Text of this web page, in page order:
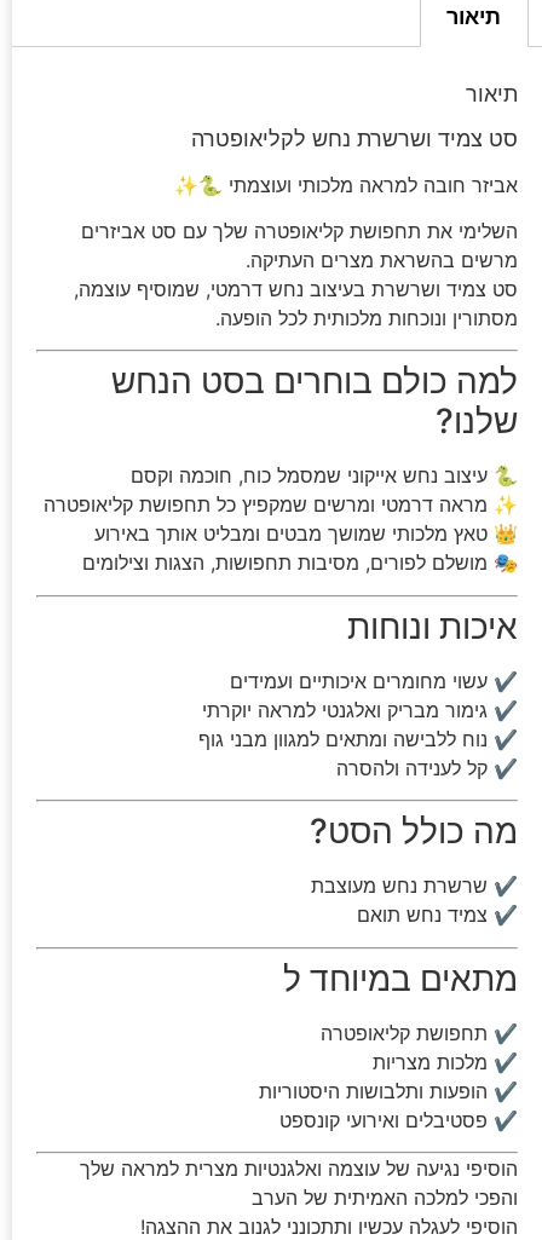
תיאור
תיאור
סט צמיד ושרשרת נחש לקליאופטרה
אביזר חובה למראה מלכותי ועוצמתי 🐍✨
השלימי את תחפושת קליאופטרה שלך עם סט אביזרים
מרשים בהשראת מצרים העתיקה.
סט צמיד ושרשרת בעיצוב נחש דרמטי, שמוסיף עוצמה,
מסתורין ונוכחות מלכותית לכל הופעה.
למה כולם בוחרים בסט הנחש
שלנו?
🐍 עיצוב נחש אייקוני שמסמל כוח, חוכמה וקסם
✨ מראה דרמטי ומרשים שמקפיץ כל תחפושת קליאופטרה
👑 טאץ מלכותי שמושך מבטים ומבליט אותך באירוע
🎭 מושלם לפורים, מסיבות תחפושות, הצגות וצילומים
איכות ונוחות
✔ עשוי מחומרים איכותיים ועמידים
✔ גימור מבריק ואלגנטי למראה יוקרתי
✔ נוח ללבישה ומתאים למגוון מבני גוף
✔ קל לענידה ולהסרה
מה כולל הסט?
✔ שרשרת נחש מעוצבת
✔ צמיד נחש תואם
מתאים במיוחד ל
✔ תחפושת קליאופטרה
✔ מלכות מצריות
✔ הופעות ותלבושות היסטוריות
✔ פסטיבלים ואירועי קונספט
הוסיפי נגיעה של עוצמה ואלגנטיות מצרית למראה שלך
והפכי למלכה האמיתית של הערב
הוסיפי לעגלה עכשיו ותתכונני לגנוב את ההצגה!